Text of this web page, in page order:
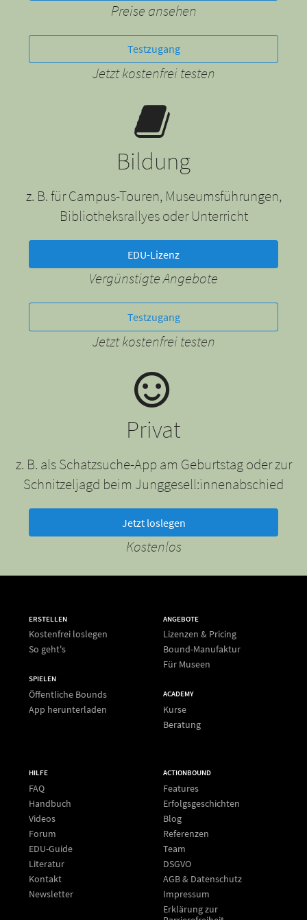
Preise ansehen
Testzugang
Jetzt kostenfrei testen
Bildung
z. B. für Campus-Touren, Museumsführungen,
Bibliotheksrallyes oder Unterricht
EDU-Lizenz
Vergünstigte Angebote
Testzugang
Jetzt kostenfrei testen
Privat
z. B. als Schatzsuche-App am Geburtstag oder zur
Schnitzeljagd beim Junggesell:innenabschied
Jetzt loslegen
Kostenlos
ERSTELLEN
Kostenfrei loslegen
So geht's
SPIELEN
Öffentliche Bounds
App herunterladen
ANGEBOTE
Lizenzen & Pricing
Bound-Manufaktur
Für Museen
ACADEMY
Kurse
Beratung
HILFE
FAQ
Handbuch
Videos
Forum
EDU-Guide
Literatur
Kontakt
Newsletter
ACTIONBOUND
Features
Erfolgsgeschichten
Blog
Referenzen
Team
DSGVO
AGB & Datenschutz
Impressum
Erklärung zur